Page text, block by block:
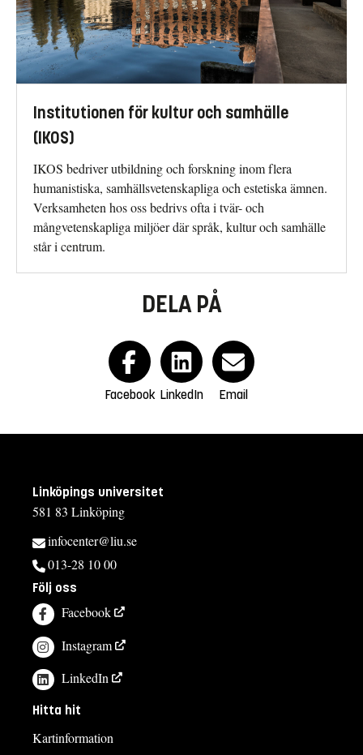
Institutionen för kultur och samhälle
(IKOS)
IKOS bedriver utbildning och forskning inom flera
humanistiska, samhällsvetenskapliga och estetiska ämnen.
Verksamheten hos oss bedrivs ofta i tvär- och
mångvetenskapliga miljöer där språk, kultur och samhälle
står i centrum.
DELA PÅ
Facebook LinkedIn Email
Linköpings universitet
581 83 Linköping
infocenter@liu.se
013-28 10 00
Följ oss
Facebook
Instagram
LinkedIn
Hitta hit
Kartinformation